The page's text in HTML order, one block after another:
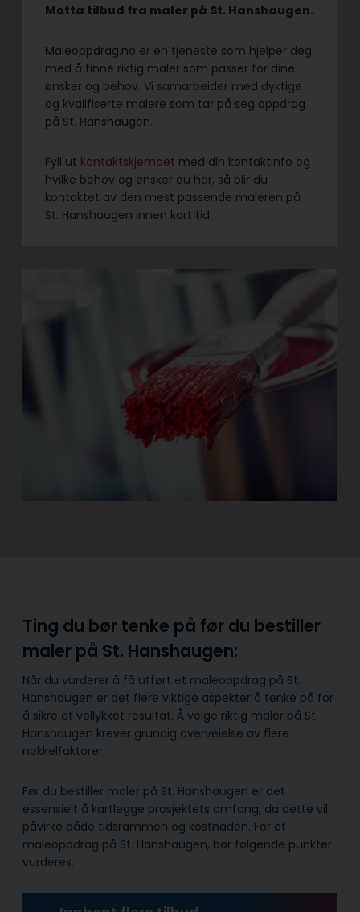
Motta tilbud fra maler på St. Hanshaugen.
Maleoppdrag.no er en tjeneste som hjelper deg
med å finne riktig maler som passer for dine
ønsker og behov. Vi samarbeider med dyktige
og kvalifiserte malere som tar på seg oppdrag
på St. Hanshaugen.
Fyll ut kontaktskjemaet med din kontaktinfo og
hvilke behov og ønsker du har, så blir du
kontaktet av den mest passende maleren på
St. Hanshaugen innen kort tid.
Ting du bør tenke på før du bestiller
maler på St. Hanshaugen:
Når du vurderer å få utført et maleoppdrag på St.
Hanshaugen er det flere viktige aspekter å tenke på for
å sikre et vellykket resultat. Å velge riktig maler på St.
Hanshaugen krever grundig overveielse av flere
nøkkelfaktorer.
Før du bestiller maler på St. Hanshaugen er det
essensielt å kartlegge prosjektets omfang, da dette vil
påvirke både tidsrammen og kostnaden. For et
maleoppdrag på St. Hanshaugen, bør følgende punkter
vurderes: